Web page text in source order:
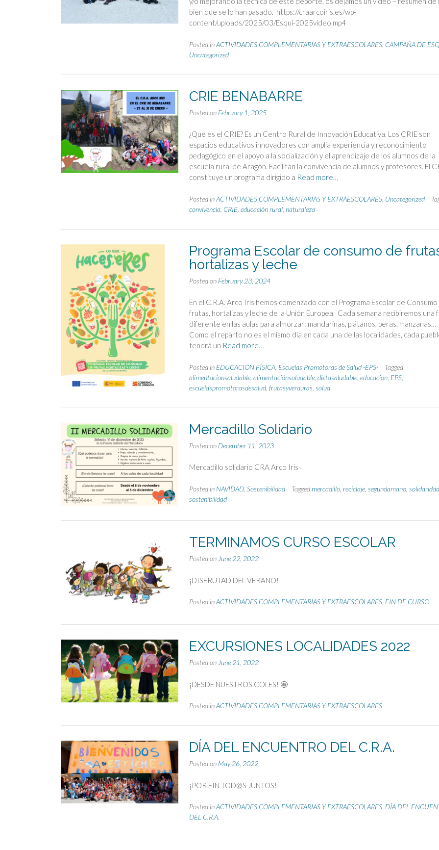
bien que se lo han pasado. https://craarcoiris.es/wp-
content/uploads/2025/03/Esqui-2025video.mp4
Posted inACTIVIDADES COMPLEMENTARIAS Y EXTRAESCOLARES, CAMPAÑA DE
Uncategorized
CRIE BENABARRE
Posted on February 1, 2025
¿Qué es el CRIE? Es un Centro Rural de Innovación Educativa. Los CRIE son
espacios educativos innovadores con amplia experiencia y reconocimiento
pedagógico en el apoyo a la socialización y el aprendizaje de los alumnos de la
escuela rural de Aragón. Facilitan la convivencia de alumnos y profesores. El
constituye un programa dirigido a Read more…
Posted inACTIVIDADES COMPLEMENTARIAS Y EXTRAESCOLARES, Uncategorized
convivencia, CRIE, educación rural, naturaleza
Programa Escolar de consumo de
hortalizas y leche
Posted on February 23, 2024
En el C.R.A. Arco Iris hemos comenzado con el Programa Escolar de
frutas, hortalizas y leche de la Unión Europea. Cada semana recibiremos una
diferente en las aulas para almorzar: mandarinas, plátanos, peras, manzanas…
Como el reparto no es el mismo día en cada una de las localidades, cada
tendrá un Read more…
Posted in EDUCACIÓN FÍSICA, Escuelas Promotoras de Salud -EPS-
Tagged
alimentacionsaludable, alimentaciónsaludable, dietasaludable, educacion, EPS,
escuelaspromotorasdesalud, frutasyverduras salud
Mercadillo Solidario
Posted on December 11, 2023
Mercadillo solidario CRA Arco Iris
Posted in NAVIDAD, Sostenibilidad Taggedmercadillo, reciclaje, segundamano, solidaridad
sostenibilidad
TERMINAMOS CURSO ESCOLAR
Posted on June 22, 2022
¡DISFRUTAD DEL VERANO!
Posted inACTIVIDADES COMPLEMENTARIAS Y EXTRAESCOLARES, FIN DE CURSO
EXCURSIONES LOCALIDADES 2022
Posted onJune 21, 2022
¡DESDE NUESTROS COLES! 🤩
Posted inACTIVIDADES COMPLEMENTARIAS Y EXTRAESCOLARES
DÍA DEL ENCUENTRO DEL C.R.A.
Posted on May 26, 2022
¡POR FIN TOD@S JUNTOS!
Posted inACTIVIDADES COMPLEMENTARIAS Y EXTRAESCOLARES, DÍA DEL
DEL C.R.A.